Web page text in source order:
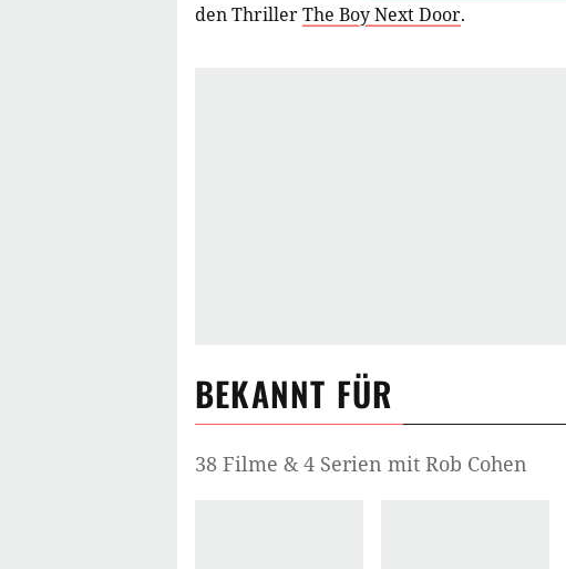
den ThrillerThe Boy Next Door.
BEKANNT FÜR
38 Filme & 4 Serien mit Rob Cohen